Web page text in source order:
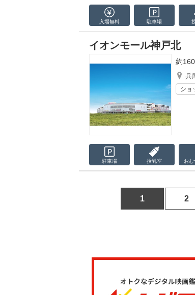
入場無料 駐車場
イオンモール神戸北
約
兵
ショ
駐車場 授乳室 おむ
1 2